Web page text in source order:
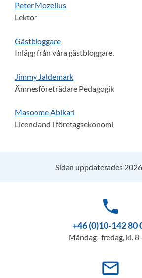
Peter Mozelius
Lektor
Gästbloggare
Inlägg från våra gästbloggare.
Jimmy Jaldemark
Ämnesföreträdare Pedagogik
Masoome Abikari
Licenciand i företagsekonomi
Sidan uppdaterades
phone
+46 (0)10-142 80
Måndag–fredag, kl.
mail_outline